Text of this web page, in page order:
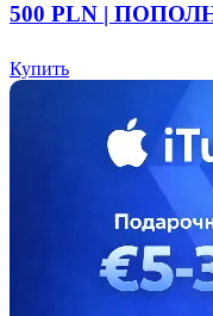
500 PLN |
Купить